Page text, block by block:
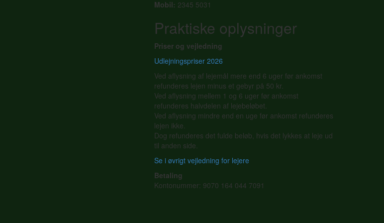
Mobil: 2345 5031
Praktiske oplysninger
Priser og vejledning
Udlejningspriser 2026
Ved aflysning af lejemål mere end 6 uger før ankomst
refunderes lejen minus et gebyr på 50 kr.
Ved aflysning mellem 1 og 6 uger før ankomst
refunderes halvdelen af lejebeløbet.
Ved aflysning mindre end en uge før ankomst refunderes
lejen ikke.
Dog refunderes det fulde beløb, hvis det lykkes at leje ud
til anden side.
Se i øvrigt vejledning for lejere
Betaling
Kontonummer: 9070 164 044 7091